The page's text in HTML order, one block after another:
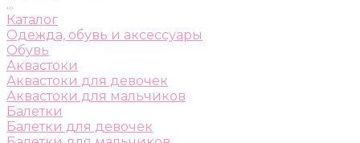
...
Каталог
Одежда, обувь и аксессуары
Обувь
Аквастоки
Аквастоки для девочек
Аквастоки для мальчиков
Балетки
Балетки для девочек